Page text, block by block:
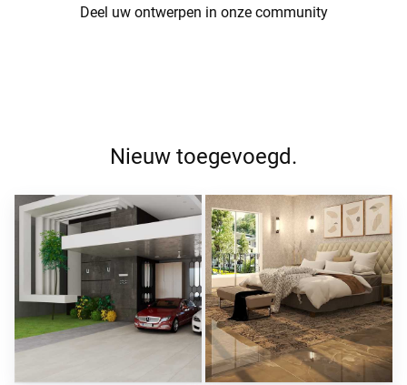
Deel uw ontwerpen in onze community
Nieuw toegevoegd.
ROHAIZAD_CARPORCH
YUSMAN_BEDROOM
Creative Lab Malaysia